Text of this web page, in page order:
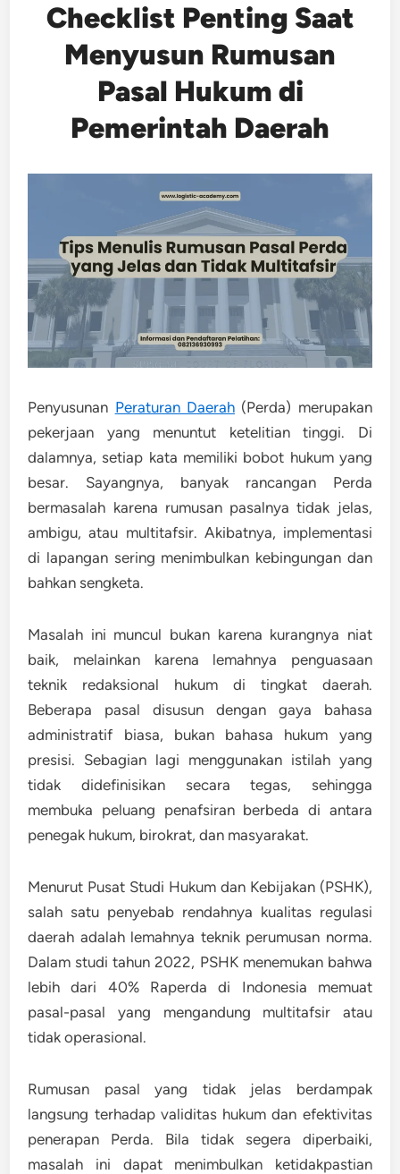
Checklist Penting Saat
Menyusun Rumusan
Pasal Hukum di
Pemerintah Daerah
Penyusunan Peraturan Daerah (Perda) merupakan
pekerjaan yang menuntut ketelitian tinggi. Di
dalamnya, setiap kata memiliki bobot hukum yang
besar. Sayangnya, banyak rancangan Perda
bermasalah karena rumusan pasalnya tidak jelas,
ambigu, atau multitafsir. Akibatnya, implementasi
di lapangan sering menimbulkan kebingungan dan
bahkan sengketa.
Masalah ini muncul bukan karena kurangnya niat
baik, melainkan karena lemahnya penguasaan
teknik redaksional hukum di tingkat daerah.
Beberapa pasal disusun dengan gaya bahasa
administratif biasa, bukan bahasa hukum yang
presisi. Sebagian lagi menggunakan istilah yang
tidak didefinisikan secara tegas, sehingga
membuka peluang penafsiran berbeda di antara
penegak hukum, birokrat, dan masyarakat.
Menurut Pusat Studi Hukum dan Kebijakan (PSHK),
salah satu penyebab rendahnya kualitas regulasi
daerah adalah lemahnya teknik perumusan norma.
Dalam studi tahun 2022, PSHK menemukan bahwa
lebih dari 40% Raperda di Indonesia memuat
pasal-pasal yang mengandung multitafsir atau
tidak operasional.
Rumusan pasal yang tidak jelas berdampak
langsung terhadap validitas hukum dan efektivitas
penerapan Perda. Bila tidak segera diperbaiki,
masalah ini dapat menimbulkan ketidakpastian